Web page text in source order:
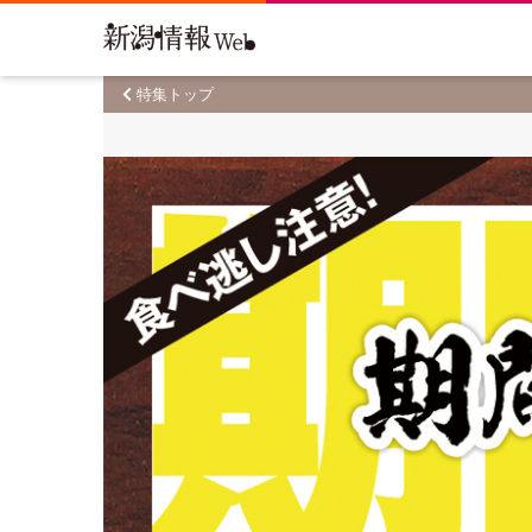
特集トップ